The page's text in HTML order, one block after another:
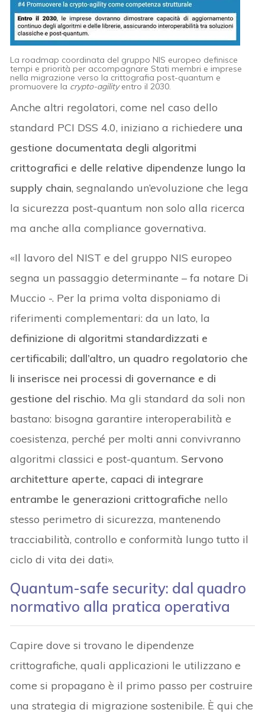
La roadmap coordinata del gruppo NIS europeo definisce
tempi e priorità per accompagnare Stati membri e imprese
nella migrazione verso la crittografia post-quantum e
promuovere la crypto-agilityentro il 2030.
Anche altri regolatori, come nel caso dello
standard PCI DSS 4.0, iniziano a richiedere una
gestione documentata degli algoritmi
crittografici e delle relative dipendenze lungo la
supply chain, segnalando un’evoluzione che lega
la sicurezza post-quantum non solo alla ricerca
ma anche alla compliance governativa.
«Il lavoro del NIST e del gruppo NIS europeo
segna un passaggio determinante – fa notare Di
Muccio -. Per la prima volta disponiamo di
riferimenti complementari: da un lato, la
definizione di algoritmi standardizzati e
certificabili; dall’altro, un quadro regolatorio che
li inserisce nei processi di governance e di
gestione del rischio. Ma gli standard da soli non
bastano: bisogna garantire interoperabilità e
coesistenza, perché per molti anni convivranno
algoritmi classici e post-quantum. Servono
architetture aperte, capaci di integrare
entrambe le generazioni crittografiche nello
stesso perimetro di sicurezza, mantenendo
tracciabilità, controllo e conformità lungo tutto il
ciclo di vita dei dati».
Quantum-safe security: dal quadro
normativo alla pratica operativa
Capire dove si trovano le dipendenze
crittografiche, quali applicazioni le utilizzano e
come si propagano è il primo passo per costruire
una strategia di migrazione sostenibile. È qui che